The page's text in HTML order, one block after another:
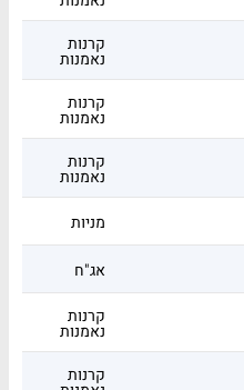
קרנות
נאמנות
קרנות
נאמנות
קרנות
נאמנות
מניות
אג"ח
קרנות
נאמנות
קרנות